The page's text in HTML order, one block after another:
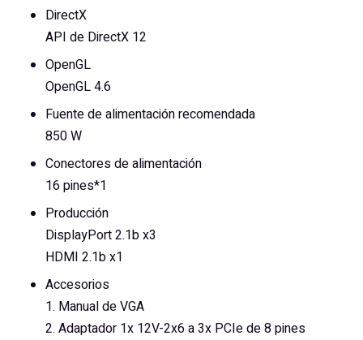
DirectX
API de DirectX 12
OpenGL
OpenGL 4.6
Fuente de alimentación recomendada
850 W
Conectores de alimentación
16 pines*1
Producción
DisplayPort 2.1b x3
HDMI 2.1b x1
Accesorios
1. Manual de VGA
2. Adaptador 1x 12V-2x6 a 3x PCIe de 8 pines